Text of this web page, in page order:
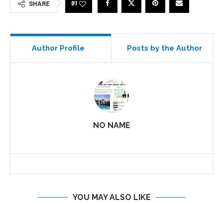
SHARE 91
Author Profile Posts by the Author
NO NAME
YOU MAY ALSO LIKE